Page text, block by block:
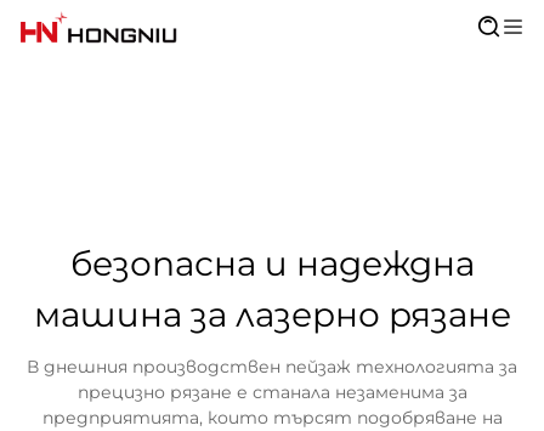
безопасна и надеждна
машина за лазерно рязане
В днешния производствен пейзаж технологията за
прецизно рязане е станала незаменима за
предприятията, които търсят подобряване на